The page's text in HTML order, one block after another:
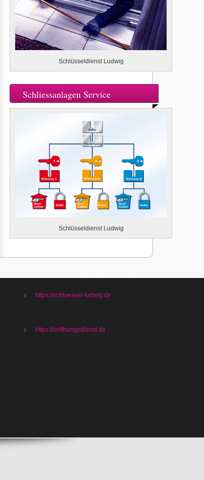
Schlüsseldienst Ludwig
Schliessanlagen Service
Schlüsseldienst Ludwig
https://schluessel-ludwig.de
https://oeffnungsdienst.de